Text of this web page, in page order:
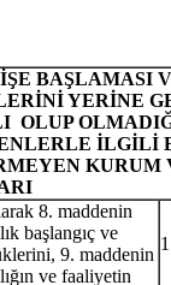
BAŞLAMASI
YERİNE
OLUP
İLGİLİ
KURUM
8. maddenin
başlangıç ve
9. maddenin
ve faaliyetin